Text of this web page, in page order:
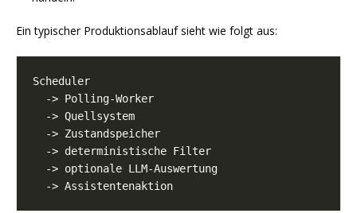
Ein typischer Produktionsablauf sieht wie folgt aus: